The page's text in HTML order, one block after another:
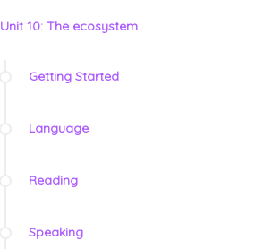
Unit 10: The ecosystem
Getting Started
Language
Reading
Speaking